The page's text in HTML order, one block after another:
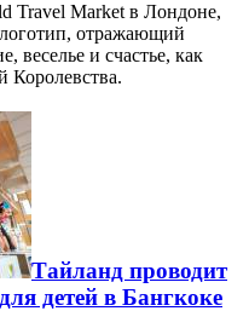
Travel Market в Лондоне,
отражающий
веселье и счастье, как
Королевства.
Тайланд проводит
детей в Бангкоке